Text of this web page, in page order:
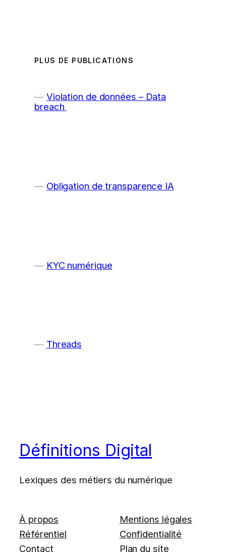
PLUS DE PUBLICATIONS
Violation de données – Data
breach
Obligation de transparence IA
KYC numérique
Threads
Définitions Digital
Lexiques des métiers du numérique
À propos
Référentiel
Contact
Mentions légales
Confidentialité
Plan du site